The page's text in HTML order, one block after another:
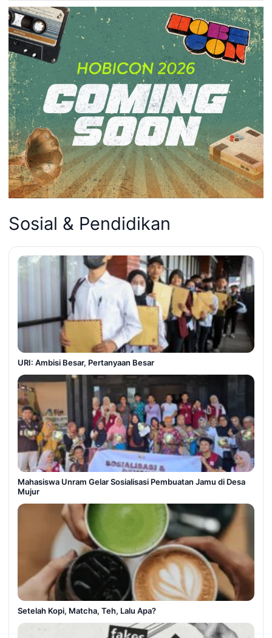
Sosial & Pendidikan
URI: Ambisi Besar, Pertanyaan Besar
Mahasiswa Unram Gelar Sosialisasi Pembuatan Jamu di Desa
Mujur
Setelah Kopi, Matcha, Teh, Lalu Apa?